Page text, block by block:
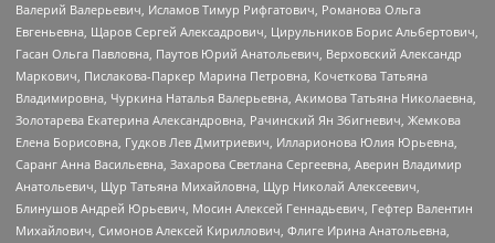
Валерий Валерьевич, Исламов Тимур Рифгатович, Романова Ольга
Евгеньевна, Щаров Сергей Алексадрович, Цирульников Борис Альбертович,
Гасан Ольга Павловна, Паутов Юрий Анатольевич, Верховский Александр
Маркович, Пислакова-Паркер Марина Петровна, Кочеткова Татьяна
Владимировна, Чуркина Наталья Валерьевна, Акимова Татьяна Николаевна,
Золотарева Екатерина Александровна, Рачинский Ян Збигневич, Жемкова
Елена Борисовна, Гудков Лев Дмитриевич, Илларионова Юлия Юрьевна,
Саранг Анна Васильевна, Захарова Светлана Сергеевна, Аверин Владимир
Анатольевич, Щур Татьяна Михайловна, Щур Николай Алексеевич,
Блинушов Андрей Юрьевич, Мосин Алексей Геннадьевич, Гефтер Валентин
Михайлович, Симонов Алексей Кириллович, Флиге Ирина Анатольевна,